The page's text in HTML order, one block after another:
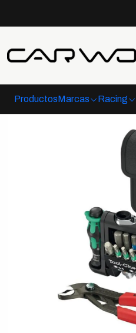
ProductosMarcas Racing